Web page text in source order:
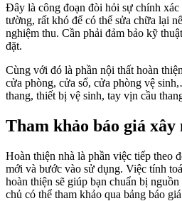
Đây là công đoạn đòi hỏi sự chính xác
tường, rất khó để có thể sửa chữa lại
nghiệm thu. Cần phải đảm bảo kỹ
đặt.
Cùng với đó là phần nội thất hoàn
cửa phòng, cửa sổ, cửa phòng vệ
thang, thiết bị vệ sinh, tay vịn cầu
Tham khảo báo giá xây
Hoàn thiện nhà là phần việc tiếp theo
mới và bước vào sử dụng. Việc tính
hoàn thiện sẽ giúp bạn chuẩn bị
chủ có thể tham khảo qua bảng báo